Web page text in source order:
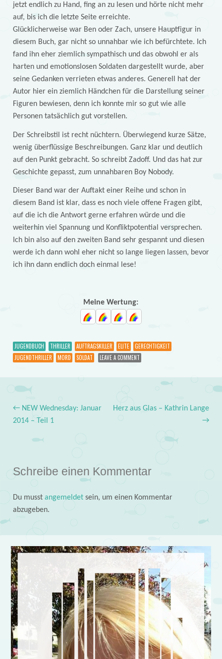
jetzt endlich zu Hand, fing an zu lesen und hörte nicht mehr
auf, bis ich die letzte Seite erreichte.
Glücklicherweise war Ben oder Zach, unsere Hauptfigur in
diesem Buch, gar nicht so unnahbar wie ich befürchtete. Ich
fand ihn eher ziemlich sympathisch und das obwohl er als
harten und emotionslosen Soldaten dargestellt wurde, aber
seine Gedanken verrieten etwas anderes. Generell hat der
Autor hier ein ziemlich Händchen für die Darstellung seiner
Figuren bewiesen, denn ich konnte mir so gut wie alle
Personen tatsächlich gut vorstellen.
Der Schreibstil ist recht nüchtern. Überwiegend kurze Sätze,
wenig überflüssige Beschreibungen. Ganz klar und deutlich
auf den Punkt gebracht. So schreibt Zadoff. Und das hat zur
Geschichte gepasst, zum unnahbaren Boy Nobody.
Dieser Band war der Auftakt einer Reihe und schon in
diesem Band ist klar, dass es noch viele offene Fragen gibt,
auf die ich die Antwort gerne erfahren würde und die
weiterhin viel Spannung und Konfliktpotential versprechen.
Ich bin also auf den zweiten Band sehr gespannt und diesen
werde ich dann wohl eher nicht so lange liegen lassen, bevor
ich ihn dann endlich doch einmal lese!
Meine Wertung:
JUGENDBUCH THRILLER AUFTRAGSKILLER ELITE
GERECHTIGKEIT
JUGENDTHRILLER
MORD SOLDAT LEAVE A COMMENT
Post navigation
←NEW Wednesday: Januar
2014 – Teil 1
Herz aus Glas – Kathrin Lange
→
Schreibe einen Kommentar
Du musst angemeldetsein, um einen Kommentar
abzugeben.